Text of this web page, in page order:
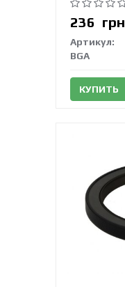
236 грн
Артикул:
BGA
КУПИТЬ